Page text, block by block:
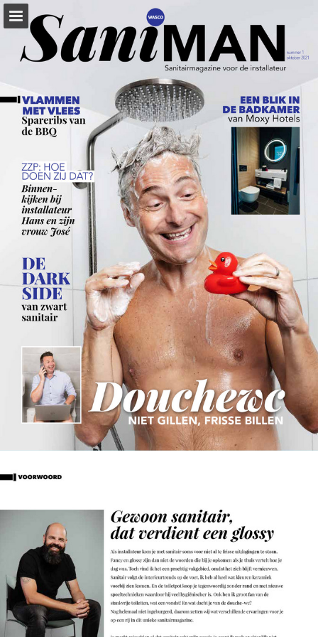
wasco.nl
Pagina overzicht
Download PDF
Zoeken
Privacybeleid bekijken
Publicatie rapporteren